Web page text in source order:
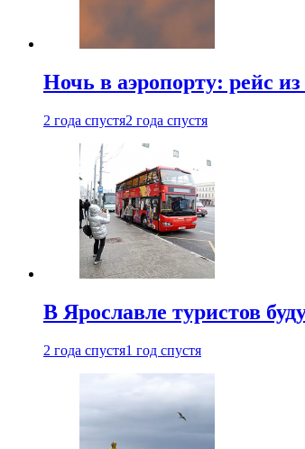
Ночь в аэропорту: рейс
2 года спустя2 года спустя
В Ярославле туристов
2 года спустя1 год спустя